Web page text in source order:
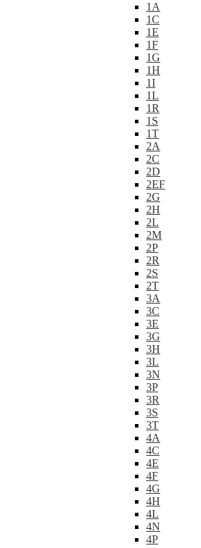
1A
1C
1E
1F
1G
1H
1I
1L
1R
1S
1T
2A
2C
2D
2EF
2G
2H
2L
2M
2P
2R
2S
2T
3A
3C
3E
3G
3H
3L
3N
3P
3R
3S
3T
4A
4C
4E
4F
4G
4H
4L
4N
4P